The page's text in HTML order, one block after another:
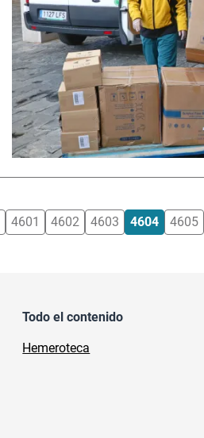
4601 4602 4603 4604 4605
Todo el contenido
Hemeroteca